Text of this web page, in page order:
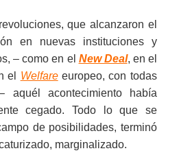
que alcanzaron el
en nuevas instituciones y
– como en el New Deal, en el
el Welfareeuropeo, con todas
aquél acontecimiento había
cegado. Todo lo que se
de posibilidades, terminó
marginalizado.